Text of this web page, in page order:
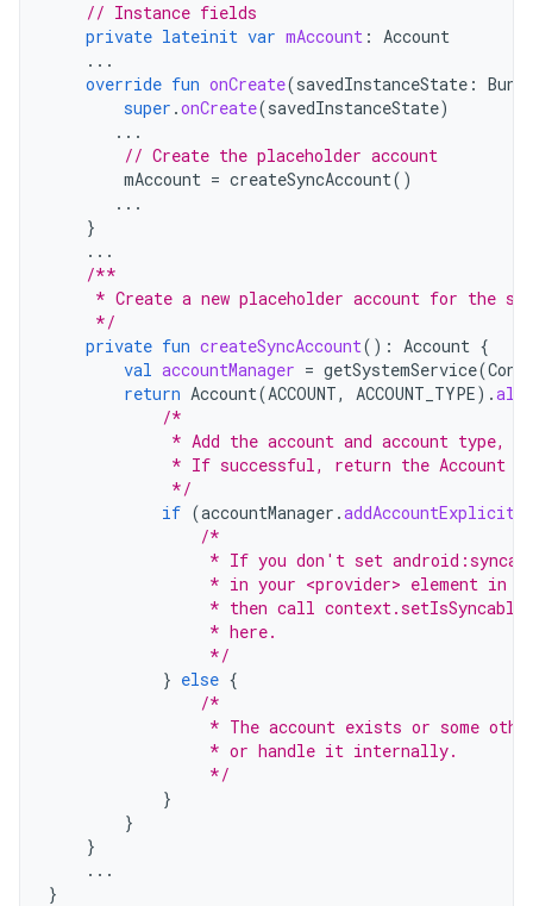
// Instance fields
private lateinit var mAccount : Account
...
override fun onCreate(savedInstanceState :
super .onCreate(savedInstanceState)
...
// Create the placeholder account
mAccount = createSyncAccount()
...
}
...
/**
* Create a new placeholder account for the
     */
private fun createSyncAccount(): Account {
val accountManager = getSystemService(
return Account(ACCOUNT, ACCOUNT_TYPE).also
/*
* Add the account and account type,
* If successful, return the Account
             */
if (accountManager .addAccountExplicitly
/*
* If you don't set
* in your <provider> element in
* then call
                 * here.
                 */
} else {
/*
* The account exists or some
                 * or handle it internally.
                 */
}
}
}
...
}